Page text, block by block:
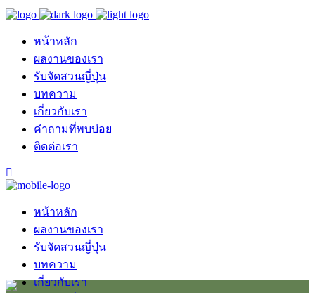
หน้าหลัก
ผลงานของเรา
รับจัดสวนญี่ปุ่น
บทความ
เกี่ยวกับเรา
คำถามที่พบบ่อย
ติดต่อเรา
หน้าหลัก
ผลงานของเรา
รับจัดสวนญี่ปุ่น
บทความ
เกี่ยวกับเรา